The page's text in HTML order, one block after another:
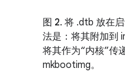
图 2. 将 .dtb 放在
法是：将其附加到
将其作为“内核”传
mkbootimg。